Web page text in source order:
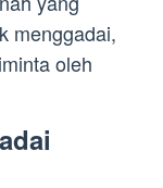
menggadai,
oleh